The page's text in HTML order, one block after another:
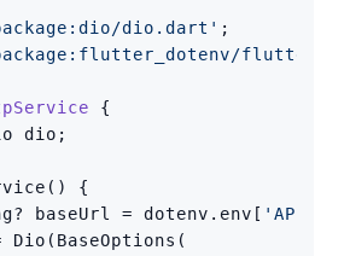
dio.dart' ;
{
dio;
{
baseUrl = dotenv.env[
Dio(BaseOptions(